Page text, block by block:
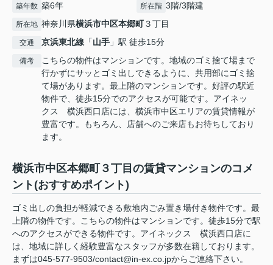
築年数 築6年 所在階 3階/3階建
所在地 神奈川県横浜市中区本郷町３丁目
交通 京浜東北線 「山手 」駅 徒歩15分
備考
こちらの物件はマンションです。地域のゴミ捨て場まで
行かずにサッとゴミ出しできるように、共用部にゴミ捨
て場があります。最上階のマンションです。好評の駅近
物件で、徒歩15分でのアクセスが可能です。アイネッ
クス 横浜西口店には、横浜市中区エリアの賃貸情報が
豊富です。もちろん、店舗へのご来店もお待ちしており
ます。
横浜市中区本郷町３丁目の賃貸マンションのコメ
ント(おすすめポイント)
ゴミ出しの負担が軽減できる敷地内ごみ置き場付き物件です。最
上階の物件です。こちらの物件はマンションです。徒歩15分で駅
へのアクセスができる物件です。アイネックス 横浜西口店に
は、地域に詳しく経験豊富なスタッフが多数在籍しております。
まずは045-577-9503/contact@in-ex.co.jpからご連絡下さい。